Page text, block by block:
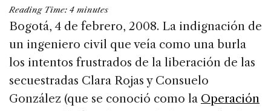
c
e
b
o
o
k
e
dI
n
re
a
d
s
ai
l
ar
e
Reading Time: 4 minutes
Bogotá, 4 de febrero, 2008. La indignación de
un ingeniero civil que veía como una burla
los intentos frustrados de la liberación de las
secuestradas Clara Rojas y Consuelo
González (que se conoció como la Operación